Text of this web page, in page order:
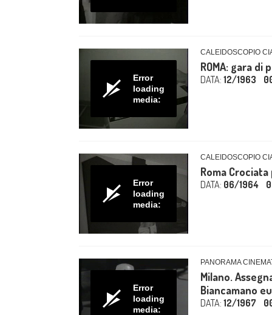
Error
loading
media:
CALEIDOSCOPIO
ROMA: gara
DATA: 12/1963
Error
loading
media:
CALEIDOSCOPIO
Roma
DATA: 06/1964
Error
loading
media:
PANORAMA
Milano.
Biancamano
DATA: 12/1967